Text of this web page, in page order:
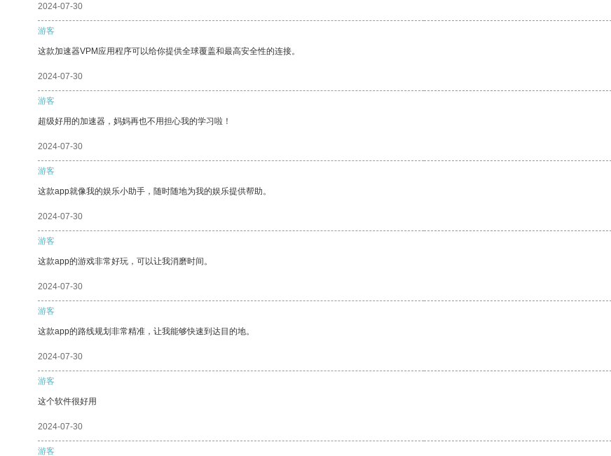
2024-07-30
游客
这款加速器VPM应用程序可以给你提供全球覆盖和最高安全性的连接。
2024-07-30
游客
超级好用的加速器，妈妈再也不用担心我的学习啦！
2024-07-30
游客
这款app就像我的娱乐小助手，随时随地为我的娱乐提供帮助。
2024-07-30
游客
这款app的游戏非常好玩，可以让我消磨时间。
2024-07-30
游客
这款app的路线规划非常精准，让我能够快速到达目的地。
2024-07-30
游客
这个软件很好用
2024-07-30
游客